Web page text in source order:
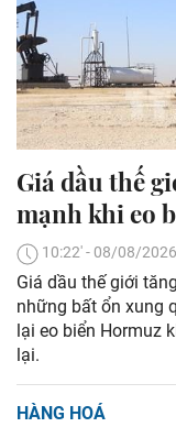
Giá dầu thế
mạnh khi eo
10:22' - 08/08/2026
Giá dầu thế giới
những bất ổn xung
lại eo biển Hormuz
lại.
HÀNG HOÁ